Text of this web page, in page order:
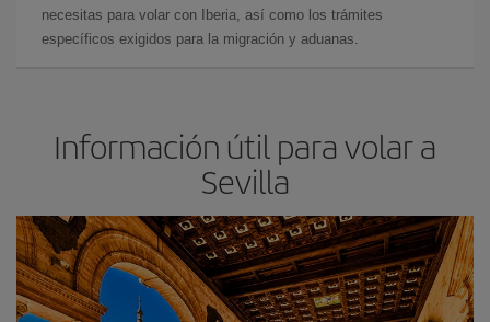
necesitas para volar con Iberia, así como los trámites
específicos exigidos para la migración y aduanas.
Información útil para volar a
Sevilla